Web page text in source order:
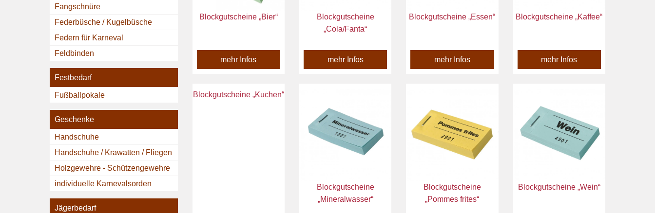
Fangschnüre
Federbüsche / Kugelbüsche
Federn für Karneval
Feldbinden
Festbedarf
Fußballpokale
Geschenke
Handschuhe
Handschuhe / Krawatten / Fliegen
Holzgewehre - Schützengewehre
individuelle Karnevalsorden
Jägerbedarf
Blockgutscheine „Bier“
mehr Infos
Blockgutscheine
„Cola/Fanta“
mehr Infos
Blockgutscheine „Essen“
mehr Infos
Blockgutscheine „Kaffee“
mehr Infos
Blockgutscheine „Kuchen“
Blockgutscheine
„Mineralwasser“
Blockgutscheine
„Pommes frites“
Blockgutscheine „Wein“